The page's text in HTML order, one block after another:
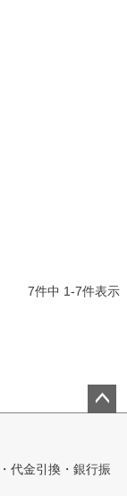
7件中 1-7件表示
ップ
へ
代金引換・銀行振